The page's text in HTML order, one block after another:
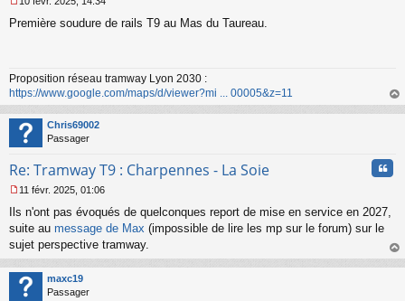
e
g
e
n
o
n
l
Première soudure de rails T9 au Mas du Taureau.
Proposition réseau tramway Lyon 2030 :
https://www.google.com/maps/d/viewer?mi ... 00005&z=11
au
Chris69002
Passager
Re: Tramway T9 : Charpennes - La Soie
e
s
s
a
g
e
n
11 févr. 2025, 01:06
Ils n'ont pas évoqués de quelconques report de mise en service en 2027,
suite au message de Max (impossible de lire les mp sur le forum) sur le
sujet perspective tramway.
au
maxc19
Passager